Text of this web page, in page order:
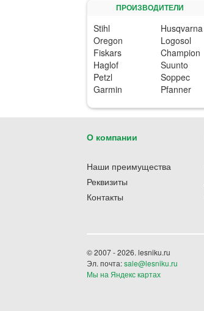
ПРОИЗВОДИТЕЛИ
Stihl
Husqvarna
Oregon
Logosol
Fiskars
Champion
Haglof
Suunto
Petzl
Soppec
Garmin
Pfanner
О компании
Наши преимущества
Реквизиты
Контакты
© 2007 - 2026. lesniku.ru
Эл. почта:sale@lesniku.ru
Мы на Яндекс картах